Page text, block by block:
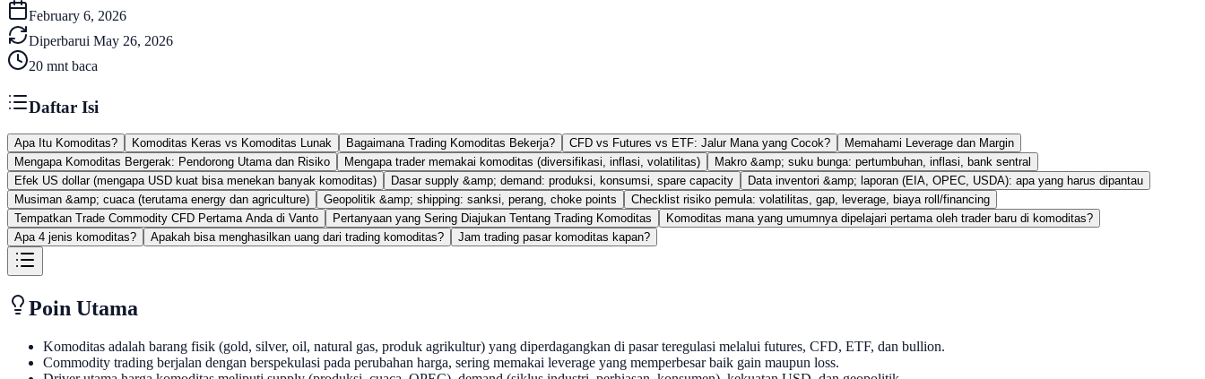
February 6, 2026
Diperbarui May 26, 2026
20 mnt baca
Daftar Isi
Apa Itu Komoditas? Komoditas Keras vs Komoditas Lunak Bagaimana Trading Komoditas Bekerja? CFD vs Futures vs ETF: Jalur Mana yang Cocok?
Memahami Leverage dan Margin
Mengapa Komoditas Bergerak: Pendorong Utama dan Risiko
Mengapa trader memakai komoditas (diversifikasi, inflasi, volatilitas)
Makro &amp; suku bunga: pertumbuhan, inflasi, bank sentral
Efek US dollar (mengapa USD kuat bisa menekan banyak komoditas)
Dasar supply &amp; demand: produksi, konsumsi, spare capacity
Data inventori &amp; laporan (EIA, OPEC, USDA): apa yang harus dipantau
Musiman &amp; cuaca (terutama energy dan agriculture)
Geopolitik &amp; shipping: sanksi, perang, choke points
Checklist risiko pemula: volatilitas, gap, leverage, biaya roll/financing
Tempatkan Trade Commodity CFD Pertama Anda di Vanto
Pertanyaan yang Sering Diajukan Tentang Trading Komoditas
Komoditas mana yang umumnya dipelajari pertama oleh trader baru di komoditas?
Apa 4 jenis komoditas?
Apakah bisa menghasilkan uang dari trading komoditas? Jam trading pasar komoditas kapan?
Poin Utama
Komoditas adalah barang fisik (gold, silver, oil, natural gas, produk agrikultur) yang diperdagangkan di pasar teregulasi melalui futures, CFD, ETF, dan bullion.
Commodity trading berjalan dengan berspekulasi pada perubahan harga, sering memakai leverage yang memperbesar baik gain maupun loss.